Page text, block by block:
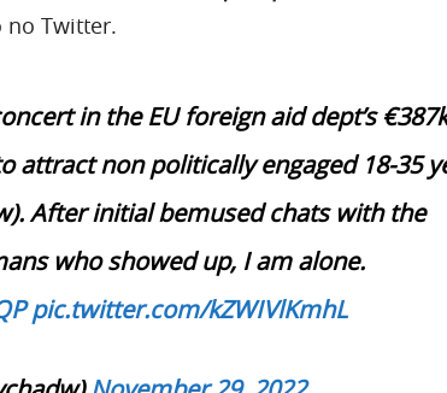
Twitter.
in the EU foreign aid dept’s €387k
attract non politically engaged 18-35
After initial bemused chats with the
who showed up, I am alone.
pic.twitter.com/kZWIVlKmhL